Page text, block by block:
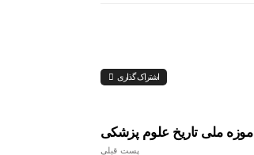
اشتراک گذاری
موزه ملی تاریخ علوم پزشکی
پست قبلی